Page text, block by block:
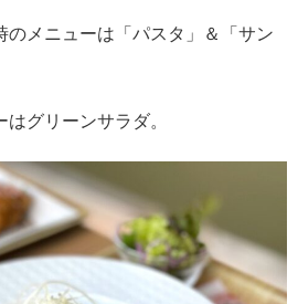
のメニューは「パスタ」＆「サン
グリーンサラダ。